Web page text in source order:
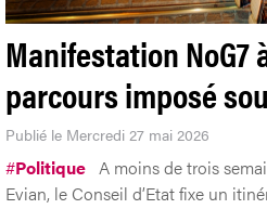
Manifestation NoG7
parcours imposé
Publié le Mercredi 27 mai 2026
#Politique A moins de trois
Evian, le Conseil d’Etat fixe un